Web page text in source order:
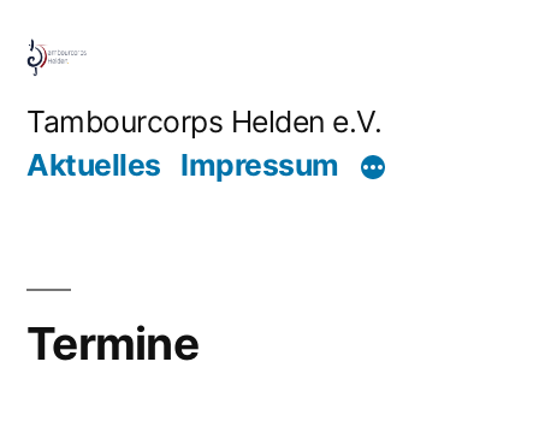
Inhalt
springen
Tambourcorps Helden e.V.
Aktuelles Impressum
Termine